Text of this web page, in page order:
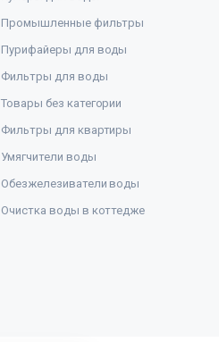
Промышленные фильтры
Пурифайеры для воды
Фильтры для воды
Товары без категории
Фильтры для квартиры
Умягчители воды
Обезжелезиватели воды
Очистка воды в коттедже